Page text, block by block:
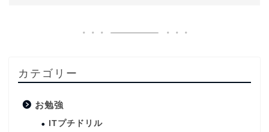
カテゴリー
お勉強
ITプチドリル